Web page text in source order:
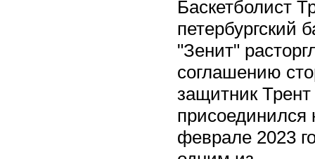
Баскетболист
петербургский
"Зенит"
соглашению
защитник
присоединился
феврале 2023